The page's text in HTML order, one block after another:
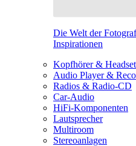
Die Welt der
Inspirationen
Kopfhörer &
Audio Player &
Radios & Radio-CD
Car-Audio
HiFi-Komponenten
Lautsprecher
Multiroom
Stereoanlagen